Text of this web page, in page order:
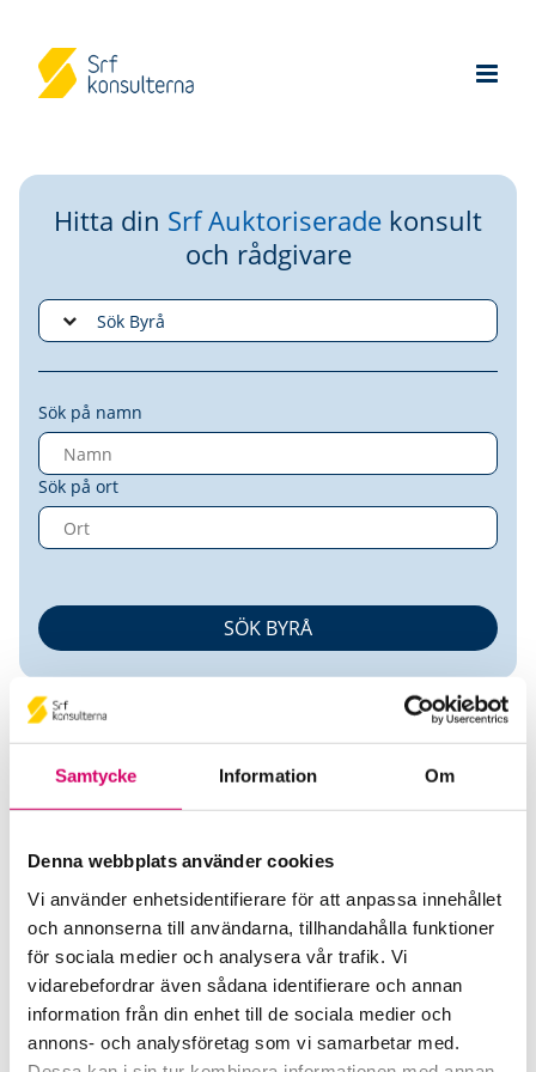
Samtycke Information Om
Denna webbplats använder cookies
Vi använder enhetsidentifierare för att anpassa innehållet
och annonserna till användarna, tillhandahålla funktioner
för sociala medier och analysera vår trafik. Vi
vidarebefordrar även sådana identifierare och annan
information från din enhet till de sociala medier och
annons- och analysföretag som vi samarbetar med.
Hitta din Srf Auktoriserade konsult
och rådgivare
Sök på namn
Sök på ort
Connie Biosca
Auktoriserad Redovisningskonsult
Kvarnhuset Ekonomi AB
Svalöv
Telefon